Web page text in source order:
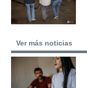
Ver más noticias